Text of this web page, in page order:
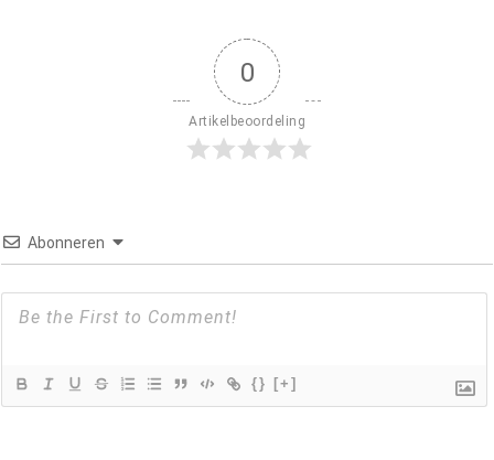
0
Artikelbeoordeling
Abonneren
{} [+]